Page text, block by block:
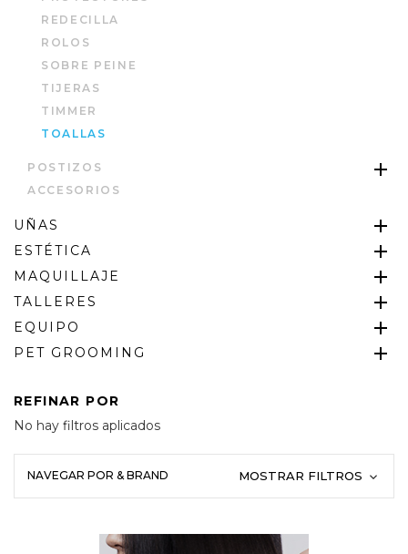
REDECILLA
ROLOS
SOBRE PEINE
TIJERAS
TIMMER
TOALLAS
POSTIZOS
ACCESORIOS
UÑAS
ESTÉTICA
MAQUILLAJE
TALLERES
EQUIPO
PET GROOMING
REFINAR POR
No hay filtros aplicados
NAVEGAR POR & BRAND MOSTRAR FILTROS